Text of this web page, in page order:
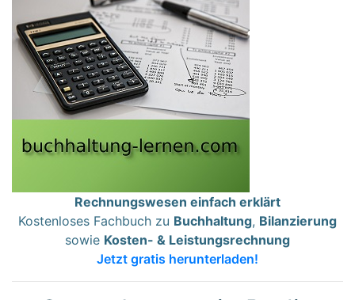
Rechnungswesen einfach erklärt
Kostenloses Fachbuch zu Buchhaltung, Bilanzierung
sowie Kosten- & Leistungsrechnung
Jetzt gratis herunterladen!